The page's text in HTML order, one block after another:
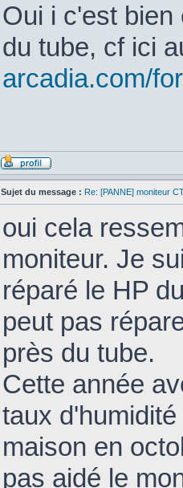
Oui i c'est
du tube, cf ici
arcadia.com/
Sujet du message : Re: [PANNE] moniteur
oui cela
moniteur. Je
réparé le HP
peut pas
près du tube.
Cette année
taux
maison en
pas aidé le